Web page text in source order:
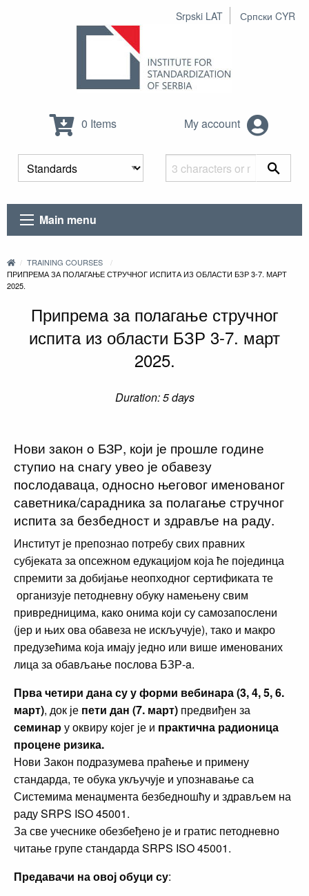
Srpski LAT Српски CYR
0 Items My account
Main menu
TRAINING COURSES
ПРИПРЕМА ЗА ПОЛАГАЊЕ СТРУЧНОГ ИСПИТА ИЗ ОБЛАСТИ БЗР 3-7. МАРТ
2025.
Припрема за полагање стручног
испита из области БЗР 3-7. март
2025.
Duration: 5 days
Нови закон o БЗР, који је прошле године
ступио на снагу увео је обавезу
послодаваца, односно његовог именованог
саветника/сарадника за полагање стручног
испита за безбедност и здравље на раду.
Институт је препознао потребу свих правних
субјеката за опсежном едукацијом која ће појединца
спремити за добијање неопходног сертификата те
организује петодневну обуку намењену свим
привредницима, како онима који су самозапослени
(јер и њих ова обавеза не искључује), тако и макро
предузећима која имају једно или више именованих
лица за обављање послова БЗР-a.
Прва четири дана су у форми вебинара (3, 4, 5, 6.
март), док је пети дан (7. март) предвиђен за
семинару оквиру којег је и практична радионица
процене ризика.
Нови Закон подразумева праћење и примену
стандарда, те обука укључује и упознавање са
Системима менаџмента безбедношћу и здрављем на
раду SRPS ISO 45001.
За све учеснике обезбеђено је и гратис петодневно
читање групе стандарда SRPS ISO 45001.
Предавачи на овој обуци су: